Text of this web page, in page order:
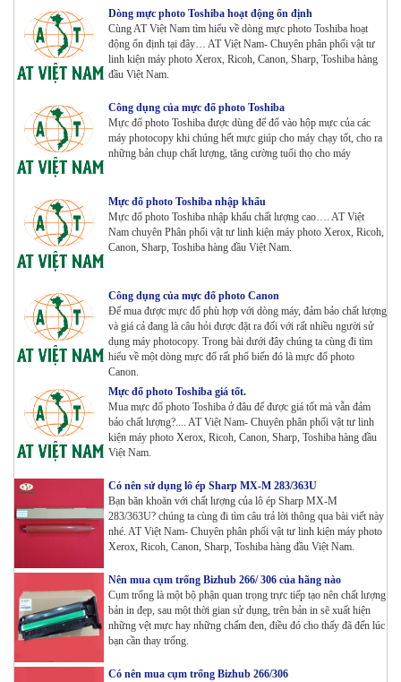
Máy Photocopy màu Toshiba E-Studio 5015AC Renew
Máy Photocopy KONICA MINOLTA Bizhub 367 Renew
Bộ Mực 4 màu Konica Minolta Bizhub C1085 | 6085 |
6110 | C1100 _Bộ 4 màu _ Trọng lượng 1645g ZIN
Tham Khảo
Máy Photocopy Ricoh MP 7503 Renew
Tham Khảo
Máy photocopy Ricoh IM 7000
Tham Khảo
Máy in Laser Đơn năng G&G P2022W_in Wifi
Tham Khảo
Máy in Laser Đơn năng G&G GP4200DW in Đảo mặt ,
Wifi
Tham Khảo
Máy in Laser Đơn năng G&G GP3300DW in Đảo mặt ,
Tham Khảo
Dòng mực photo Toshiba hoạt động ổn định
Cùng AT Việt Nam tìm hiểu về dòng mực photo Toshiba hoạt
động ổn định tại đây… AT Việt Nam- Chuyên phân phối vật tư
linh kiện máy photo Xerox, Ricoh, Canon, Sharp, Toshiba hàng
đầu Việt Nam.
Công dụng của mực đổ photo Toshiba
Mực đổ photo Toshiba được dùng để đổ vào hộp mực của các
máy photocopy khi chúng hết mực giúp cho máy chạy tốt, cho ra
những bản chụp chất lượng, tăng cường tuổi thọ cho máy
Mực đổ photo Toshiba nhập khẩu
Mực đổ photo Toshiba nhập khẩu chất lượng cao…. AT Việt
Nam chuyên Phân phối vật tư linh kiện máy photo Xerox, Ricoh,
Canon, Sharp, Toshiba hàng đầu Việt Nam.
Công dụng của mực đổ photo Canon
Để mua được mực đổ phù hợp với dòng máy, đảm bảo chất lượng
và giá cả đang là câu hỏi được đặt ra đối với rất nhiều người sử
dụng máy photocopy. Trong bài dưới đây chúng ta cùng đi tìm
hiểu về một dòng mực đổ rất phổ biến đó là mực đổ photo
Canon.
Mực đổ photo Toshiba giá tốt.
Mua mực đổ photo Toshiba ở đâu để được giá tốt mà vẫn đảm
bảo chất lượng?.... AT Việt Nam- Chuyên phân phối vật tư linh
kiện máy photo Xerox, Ricoh, Canon, Sharp, Toshiba hàng đầu
Việt Nam.
Có nên sử dụng lô ép Sharp MX-M 283/363U
Bạn băn khoăn với chất lượng của lô ép Sharp MX-M
283/363U? chúng ta cùng đi tìm câu trả lời thông qua bài viết này
nhé. AT Việt Nam- Chuyên phân phối vật tư linh kiện máy photo
Xerox, Ricoh, Canon, Sharp, Toshiba hàng đầu Việt Nam.
Nên mua cụm trống Bizhub 266/ 306 của hãng nào
Cụm trống là một bộ phận quan trọng trực tiếp tạo nên chất lượng
bản in đẹp, sau một thời gian sử dụng, trên bản in sẽ xuất hiện
những vệt mực hay những chấm đen, điều đó cho thấy đã đến lúc
bạn cần thay trống.
Có nên mua cụm trống Bizhub 266/306